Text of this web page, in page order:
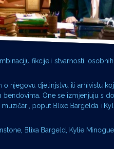
fikcije i stvarnosti,
njegovu djetinjstvu ili arhivistu
One se izmjenjuju s
poput Blixe Bargelda i
Blixa Bargeld, Kylie